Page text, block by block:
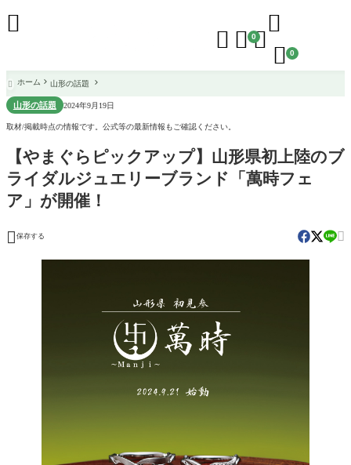
  0

 0

 ホーム 山形の話題
山形の話題 2024年9月19日
取材/掲載時点の情報です。公式等の最新情報もご確認ください。
【やまぐらピックアップ】山形県初上陸のブ
ライダルジュエリーブランド「萬時フェ
ア」が開催！
 保存する 